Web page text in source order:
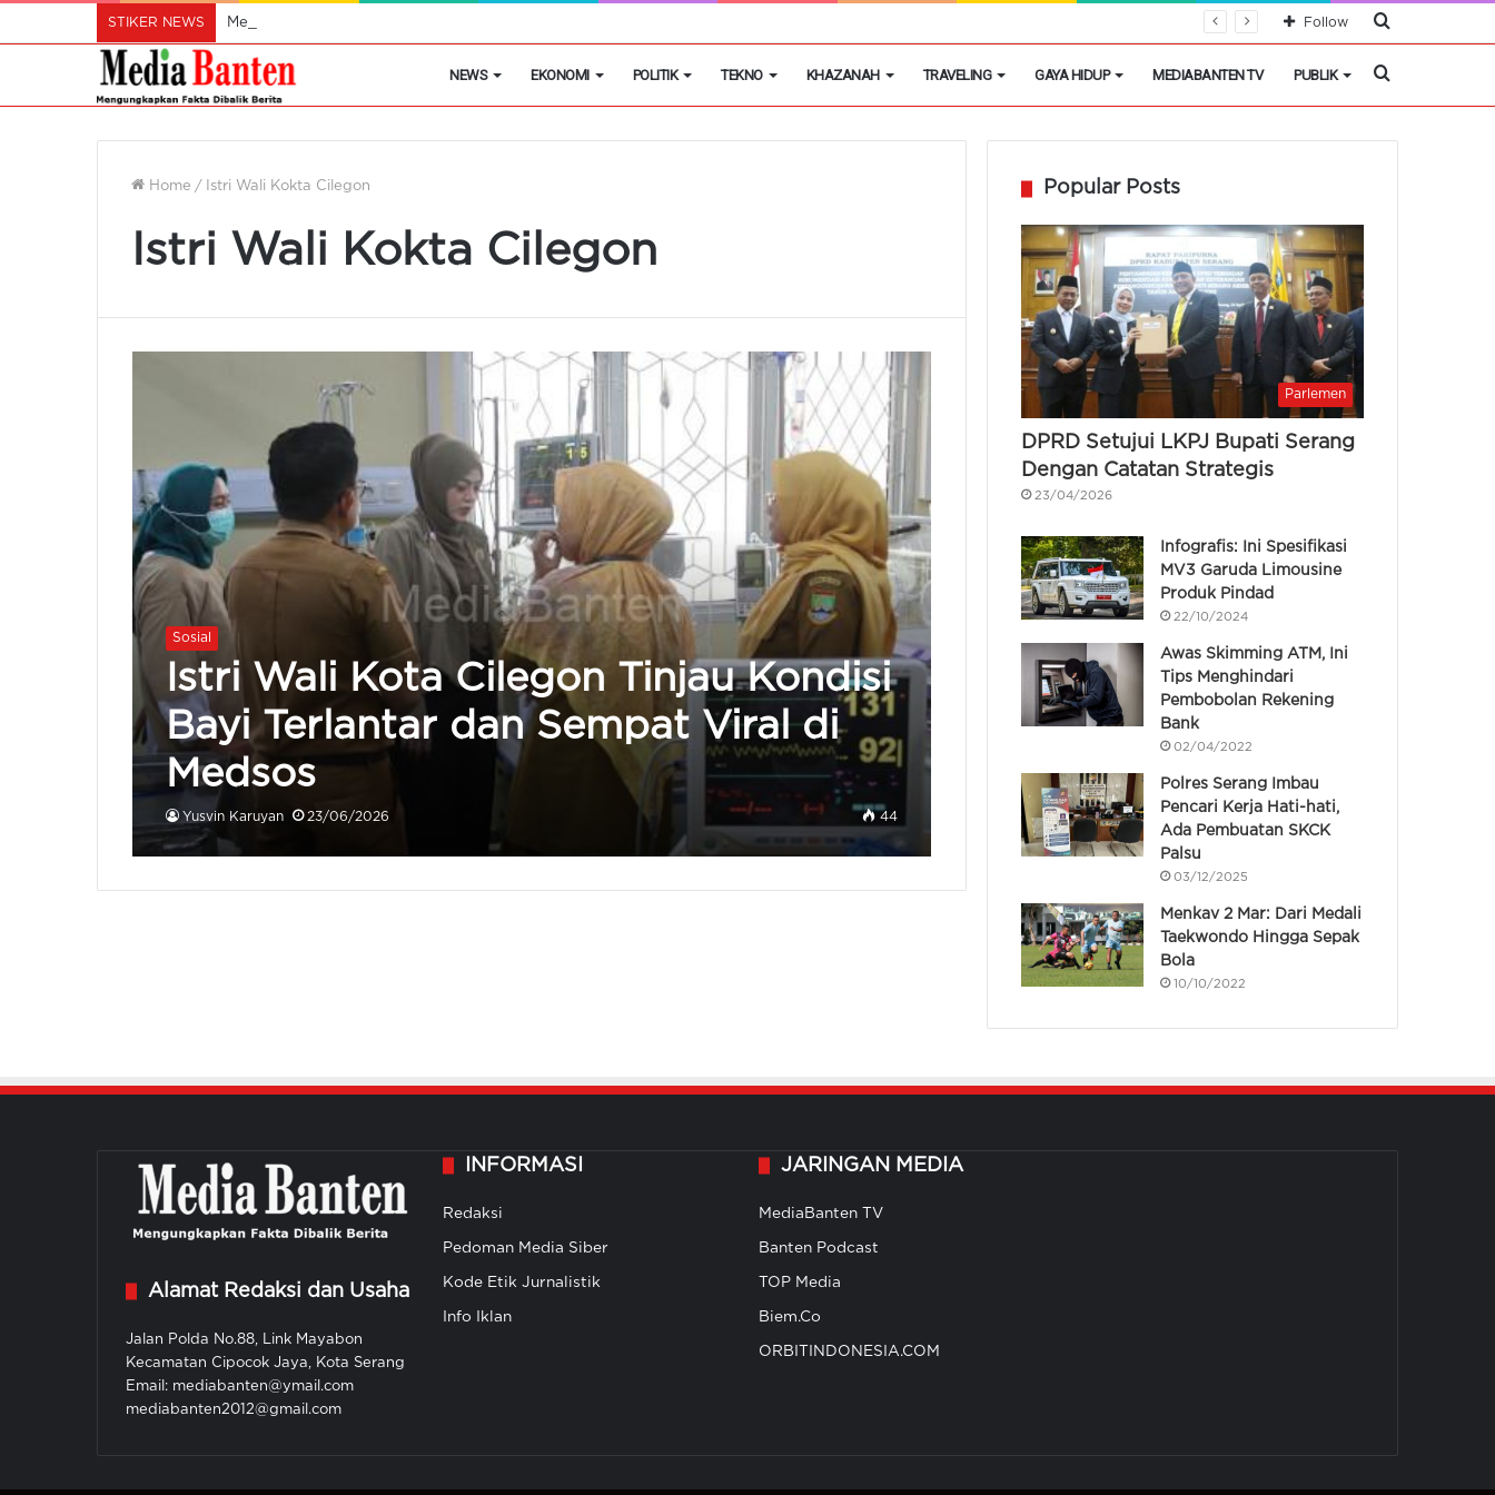
STIKER NEWS Mendes Pastikan Koperasi Desa Merah Putih Tidak Akan Menutup Warung Kelontongan di Desa Cari
Follow
NEWS EKONOMI POLITIK TEKNO KHAZANAH TRAVELING GAYA HIDUP MEDIABANTEN TV PUBLIK Cari
Home / Istri Wali Kokta Cilegon
Istri Wali Kokta Cilegon
Sosial
Istri Wali Kota Cilegon Tinjau Kondisi
Bayi Terlantar dan Sempat Viral di
Medsos
Yusvin Karuyan 23/06/2026 44
Popular Posts
Parlemen
DPRD Setujui LKPJ Bupati Serang
Dengan Catatan Strategis
23/04/2026
Infografis: Ini Spesifikasi
MV3 Garuda Limousine
Produk Pindad
22/10/2024
Awas Skimming ATM, Ini
Tips Menghindari
Pembobolan Rekening
Bank
02/04/2022
Polres Serang Imbau
Pencari Kerja Hati-hati,
Ada Pembuatan SKCK
Palsu
03/12/2025
Menkav 2 Mar: Dari Medali
Taekwondo Hingga Sepak
Bola
10/10/2022
Alamat Redaksi dan Usaha
Jalan Polda No.88, Link Mayabon
Kecamatan Cipocok Jaya, Kota Serang
Email: mediabanten@ymail.com
mediabanten2012@gmail.com
INFORMASI
Redaksi
Pedoman Media Siber
Kode Etik Jurnalistik
Info Iklan
JARINGAN MEDIA
MediaBanten TV
Banten Podcast
TOP Media
Biem.Co
ORBITINDONESIA.COM